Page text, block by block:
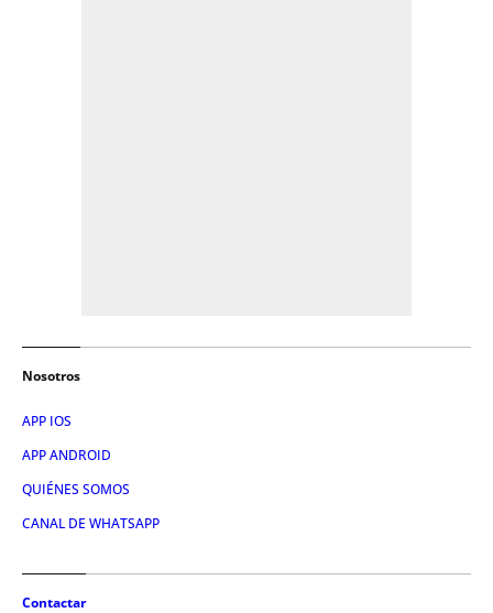
Nosotros
APP IOS
APP ANDROID
QUIÉNES SOMOS
CANAL DE WHATSAPP
Contactar